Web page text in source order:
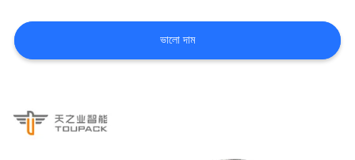
যোগাযোগ
করুন
খবর
ভালো দাম